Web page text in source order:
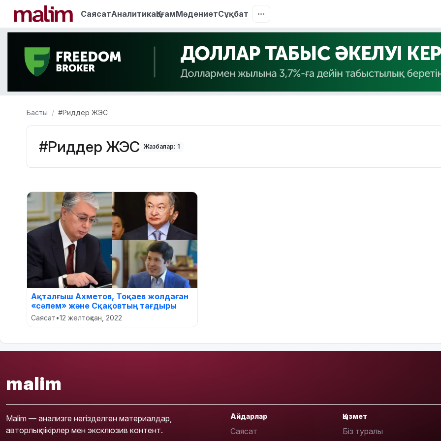
СаясатАналитикаҚоғамМәдениетСұқбат
Басты #Риддер ЖЭС
#Риддер ЖЭС Жазбалар: 1
Ақталғыш Ахметов, Тоқаев жолдаған
«сәлем» және Сқақовтың тағдыры
Саясат•12 желтоқсан, 2022
malim
Malim — анализге негізделген материалдар,
авторлық пікірлер мен эксклюзив контент.
Айдарлар
Саясат
Қызмет
Біз туралы